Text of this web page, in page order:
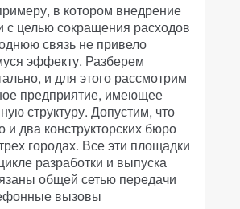
в котором внедрение
с целью сокращения расходов
связь не привело
эффекту. Разберем
и для этого рассмотрим
предприятие, имеющее
структуру. Допустим, что
и два конструкторских бюро
городах. Все эти площадки
разработки и выпуска
общей сетью передачи
вызовы